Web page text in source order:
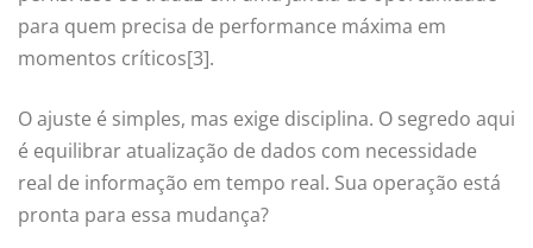
para quem precisa de performance máxima em
momentos críticos[3].
O ajuste é simples, mas exige disciplina. O segredo aqui
é equilibrar atualização de dados com necessidade
real de informação em tempo real. Sua operação está
pronta para essa mudança?